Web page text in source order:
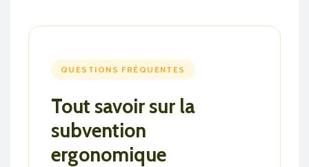
QUESTIONS FRÉQUENTES
Tout savoir sur la
subvention
ergonomique